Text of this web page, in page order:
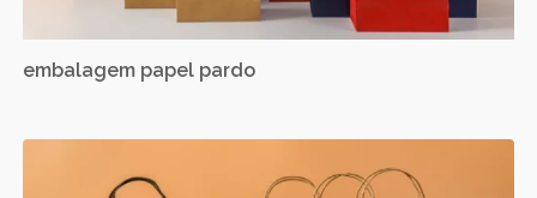
embalagem papel pardo